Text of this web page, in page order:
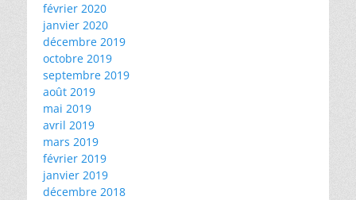
février 2020
janvier 2020
décembre 2019
octobre 2019
septembre 2019
août 2019
mai 2019
avril 2019
mars 2019
février 2019
janvier 2019
décembre 2018